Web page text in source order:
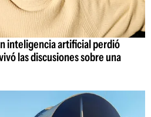
inteligencia artificial perdió
las discusiones sobre una